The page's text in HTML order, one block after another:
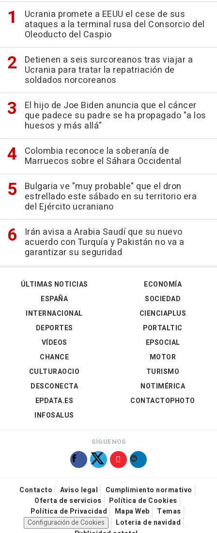
Ucrania promete a EEUU el cese de sus
ataques a la terminal rusa del Consorcio del
Oleoducto del Caspio
Detienen a seis surcoreanos tras viajar a
Ucrania para tratar la repatriación de
soldados norcoreanos
El hijo de Joe Biden anuncia que el cáncer
que padece su padre se ha propagado "a los
huesos y más allá"
Colombia reconoce la soberanía de
Marruecos sobre el Sáhara Occidental
Bulgaria ve "muy probable" que el dron
estrellado este sábado en su territorio era
del Ejército ucraniano
Irán avisa a Arabia Saudí que su nuevo
acuerdo con Turquía y Pakistán no va a
garantizar su seguridad
ÚLTIMAS NOTICIAS
ESPAÑA
INTERNACIONAL
DEPORTES
VÍDEOS
ECONOMÍA
SOCIEDAD
CIENCIAPLUS
PORTALTIC
EPSOCIAL
CHANCE
CULTURAOCIO
DESCONECTA
EPDATA.ES
INFOSALUS
MOTOR
TURISMO
NOTIMÉRICA
CONTACTOPHOTO
SÍGUENOS
Contacto Aviso legal
Cumplimiento normativo
Oferta de servicios
Política de Cookies
Política de Privacidad
Mapa Web
Temas
Configuración de Cookies
Loteria de navidad